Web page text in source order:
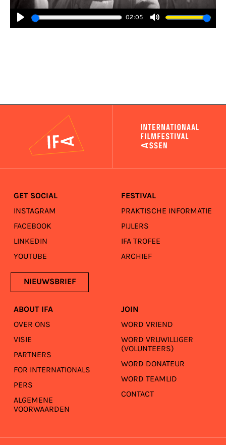
Play
02:05
Mute
GET SOCIAL
INSTAGRAM
FACEBOOK
LINKEDIN
YOUTUBE
NIEUWSBRIEF
FESTIVAL
PRAKTISCHE INFORMATIE
PIJLERS
IFA TROFEE
ARCHIEF
ABOUT IFA
OVER ONS
VISIE
PARTNERS
FOR INTERNATIONALS
PERS
ALGEMENE
VOORWAARDEN
JOIN
WORD VRIEND
WORD VRIJWILLIGER
(VOLUNTEERS)
WORD DONATEUR
WORD TEAMLID
CONTACT